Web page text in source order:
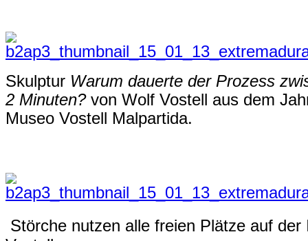
Skulptur Warum dauerte der Prozess
2 Minuten?von Wolf Vostell aus dem
Museo Vostell Malpartida.
Störche nutzen alle freien Plätze auf